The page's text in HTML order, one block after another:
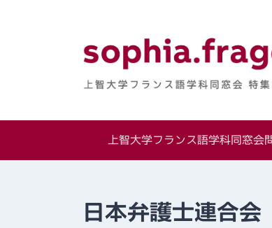
上智大学フラ
上智大学フランス語学科同窓会
日本弁護士連合会